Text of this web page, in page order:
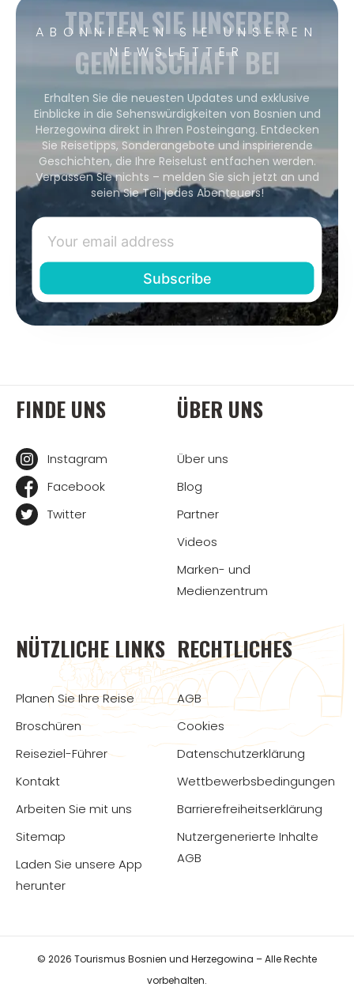
ABONNIEREN SIE UNSEREN
NEWSLETTER
TRETEN SIE UNSERER
GEMEINSCHAFT BEI
Erhalten Sie die neuesten Updates und exklusive
Einblicke in die Sehenswürdigkeiten von Bosnien und
Herzegowina direkt in Ihren Posteingang. Entdecken
Sie Reisetipps, Sonderangebote und inspirierende
Geschichten, die Ihre Reiselust entfachen werden.
Verpassen Sie nichts – melden Sie sich jetzt an und
seien Sie Teil jedes Abenteuers!
FINDE UNS
Instagram
Facebook
Twitter
ÜBER UNS
Über uns
Blog
Partner
Videos
Marken- und
Medienzentrum
NÜTZLICHE LINKS
Planen Sie Ihre Reise
Broschüren
Reiseziel-Führer
Kontakt
Arbeiten Sie mit uns
Sitemap
Laden Sie unsere App
herunter
RECHTLICHES
AGB
Cookies
Datenschutzerklärung
Wettbewerbsbedingungen
Barrierefreiheitserklärung
Nutzergenerierte Inhalte
AGB
© 2026 Tourismus Bosnien und Herzegowina – Alle Rechte
vorbehalten.